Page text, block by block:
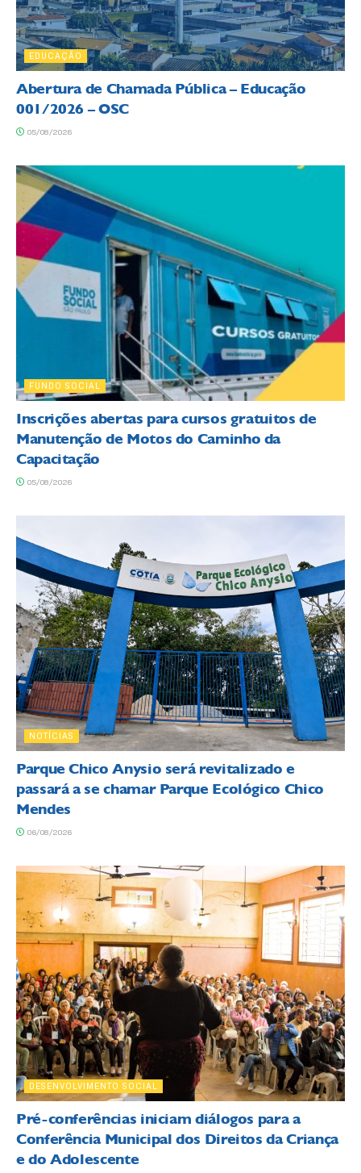
EDUCAÇÃO
Abertura de Chamada Pública – Educação
001/2026 – OSC
05/08/2026
FUNDO SOCIAL
Inscrições abertas para cursos gratuitos de
Manutenção de Motos do Caminho da
Capacitação
05/08/2026
NOTÍCIAS
Parque Chico Anysio será revitalizado e
passará a se chamar Parque Ecológico Chico
Mendes
06/08/2026
DESENVOLVIMENTO SOCIAL
Pré-conferências iniciam diálogos para a
Conferência Municipal dos Direitos da Criança
e do Adolescente